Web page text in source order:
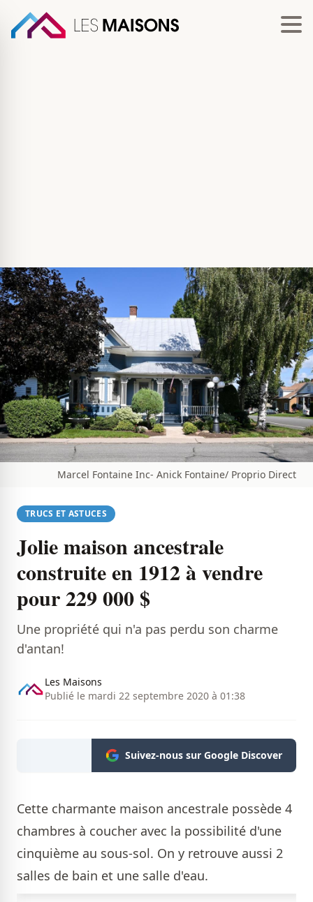
Marcel Fontaine Inc- Anick Fontaine/ Proprio Direct
TRUCS ET ASTUCES
Jolie maison ancestrale
construite en 1912 à vendre
pour 229 000 $
Une propriété qui n'a pas perdu son charme
d'antan!
Les Maisons
Publié le mardi 22 septembre 2020 à 01:38
Suivez-nous sur Google Discover
Cette charmante maison ancestrale possède 4
chambres à coucher avec la possibilité d'une
cinquième au sous-sol. On y retrouve aussi 2
salles de bain et une salle d'eau.